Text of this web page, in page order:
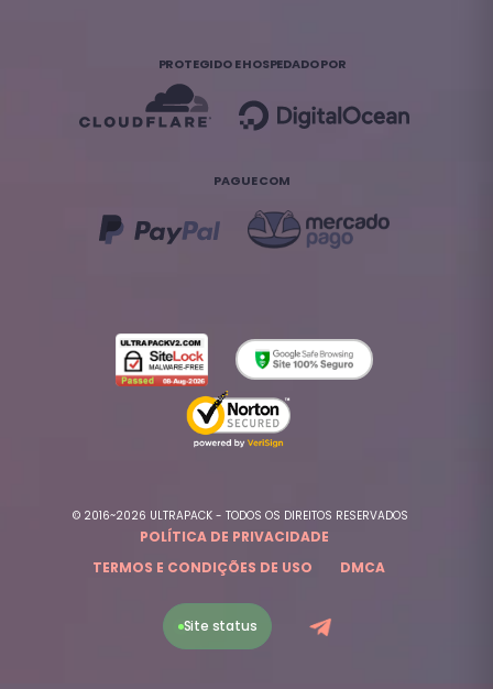
PROTEGIDO E HOSPEDADO POR
PAGUE COM
© 2016~2026 ULTRAPACK - TODOS OS DIREITOS RESERVADOS
POLÍTICA DE PRIVACIDADE
TERMOS E CONDIÇÕES DE USO
DMCA
Site status